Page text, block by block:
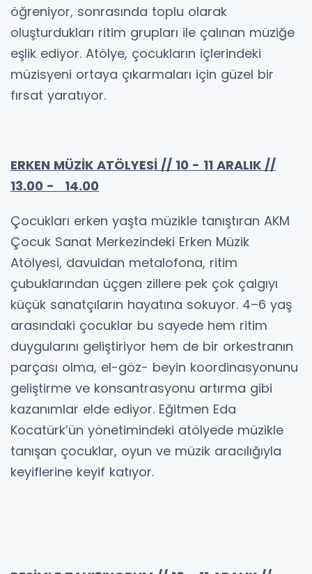
öğreniyor, sonrasında toplu olarak
oluşturdukları ritim grupları ile çalınan müziğe
eşlik ediyor. Atölye, çocukların içlerindeki
müzisyeni ortaya çıkarmaları için güzel bir
fırsat yaratıyor.
ERKEN MÜZİK ATÖLYESİ // 10 - 11 ARALIK //
13.00 - 14.00
Çocukları erken yaşta müzikle tanıştıran AKM
Çocuk Sanat Merkezindeki Erken Müzik
Atölyesi, davuldan metalofona, ritim
çubuklarından üçgen zillere pek çok çalgıyı
küçük sanatçıların hayatına sokuyor. 4–6 yaş
arasındaki çocuklar bu sayede hem ritim
duygularını geliştiriyor hem de bir orkestranın
parçası olma, el-göz- beyin koordinasyonunu
geliştirme ve konsantrasyonu artırma gibi
kazanımlar elde ediyor. Eğitmen Eda
Kocatürk’ün yönetimindeki atölyede müzikle
tanışan çocuklar, oyun ve müzik aracılığıyla
keyiflerine keyif katıyor.